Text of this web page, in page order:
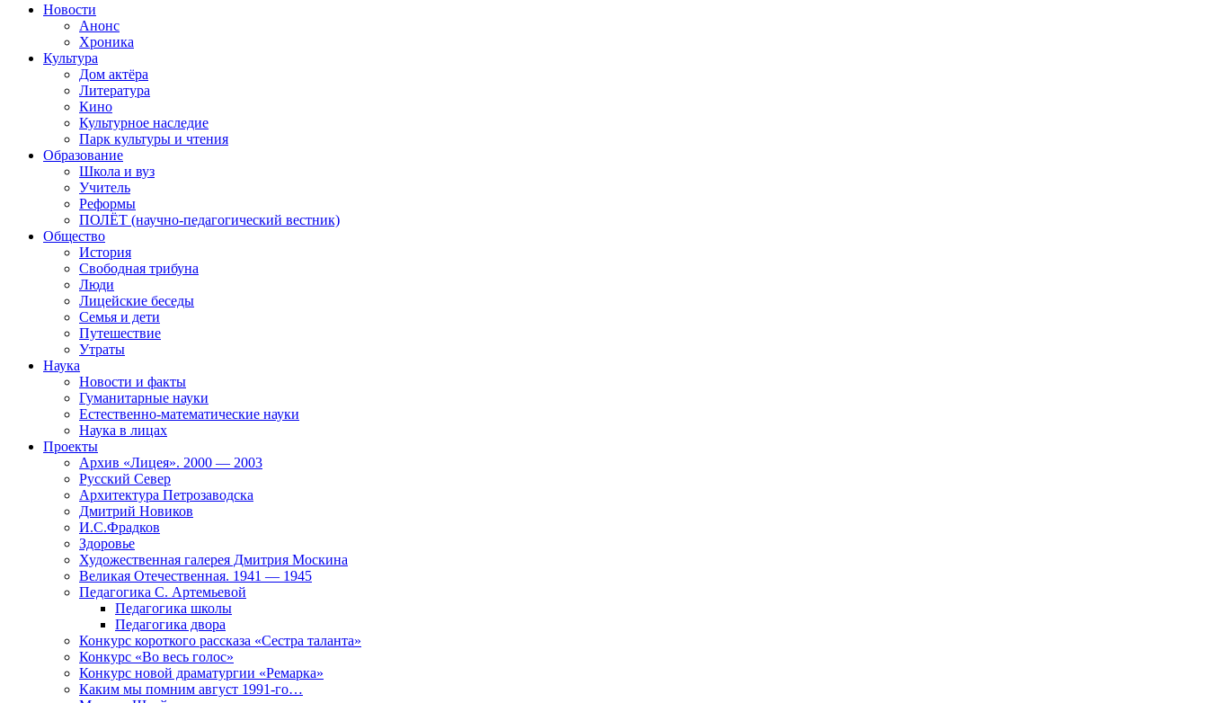
Новости
Анонс
Хроника
Культура
Дом актёра
Литература
Кино
Культурное наследие
Парк культуры и чтения
Образование
Школа и вуз
Учитель
Реформы
ПОЛЁТ (научно-педагогический вестник)
Общество
История
Свободная трибуна
Люди
Лицейские беседы
Семья и дети
Путешествие
Утраты
Наука
Новости и факты
Гуманитарные науки
Естественно-математические науки
Наука в лицах
Проекты
Архив «Лицея». 2000 — 2003
Русский Север
Архитектура Петрозаводска
Дмитрий Новиков
И.С.Фрадков
Здоровье
Художественная галерея Дмитрия Москина
Великая Отечественная. 1941 — 1945
Педагогика С. Артемьевой
Педагогика школы
Педагогика двора
Конкурс короткого рассказа «Сестра таланта»
Конкурс «Во весь голос»
Конкурс новой драматургии «Ремарка»
Каким мы помним август 1991-го…